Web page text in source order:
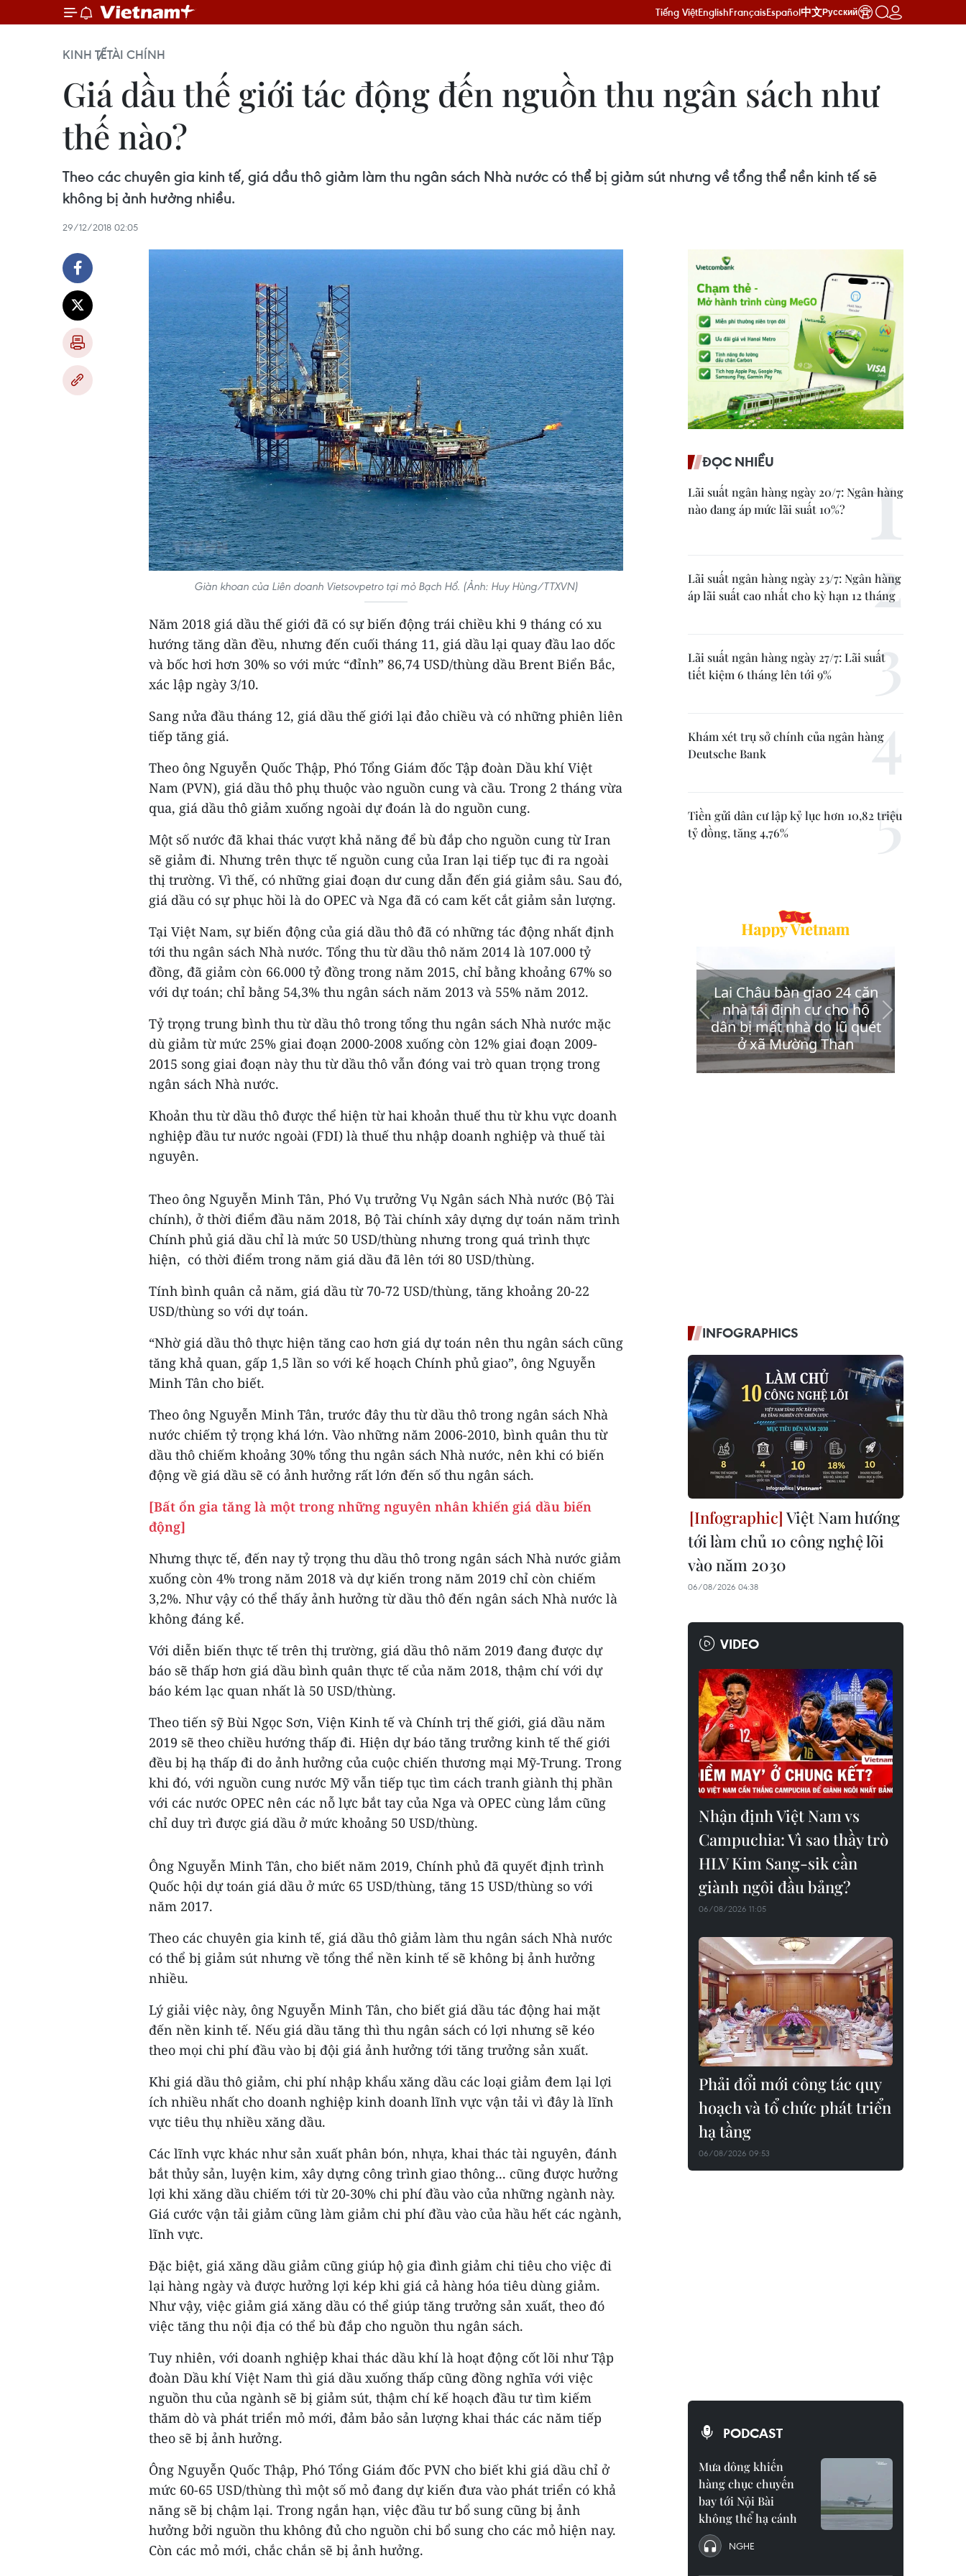
Tiếng ViệtEnglishFrançaisEspañol中文Русский
KINH TẾTÀI CHÍNH
Giá dầu thế giới tác động đến nguồn thu ngân sách như
thế nào?
Theo các chuyên gia kinh tế, giá dầu thô giảm làm thu ngân sách Nhà nước có thể bị giảm sút nhưng về tổng thể nền kinh tế sẽ
không bị ảnh hưởng nhiều.
29/12/2018 02:05
Giàn khoan của Liên doanh Vietsovpetro tại mỏ Bạch Hổ. (Ảnh: Huy Hùng/TTXVN)
Năm 2018 giá dầu thế giới đã có sự biến động trái chiều khi 9 tháng có xu
hướng tăng dần đều, nhưng đến cuối tháng 11, giá dầu lại quay đầu lao dốc
và bốc hơi hơn 30% so với mức “đỉnh” 86,74 USD/thùng dầu Brent Biển Bắc,
xác lập ngày 3/10.
Sang nửa đầu tháng 12, giá dầu thế giới lại đảo chiều và có những phiên liên
tiếp tăng giá.
Theo ông Nguyễn Quốc Thập, Phó Tổng Giám đốc Tập đoàn Dầu khí Việt
Nam (PVN), giá dầu thô phụ thuộc vào nguồn cung và cầu. Trong 2 tháng vừa
qua, giá dầu thô giảm xuống ngoài dự đoán là do nguồn cung.
Một số nước đã khai thác vượt khả năng để bù đắp cho nguồn cung từ Iran
sẽ giảm đi. Nhưng trên thực tế nguồn cung của Iran lại tiếp tục đi ra ngoài
thị trường. Vì thế, có những giai đoạn dư cung dẫn đến giá giảm sâu. Sau đó,
giá dầu có sự phục hồi là do OPEC và Nga đã có cam kết cắt giảm sản lượng.
Tại Việt Nam, sự biến động của giá dầu thô đã có những tác động nhất định
tới thu ngân sách Nhà nước. Tổng thu từ dầu thô năm 2014 là 107.000 tỷ
đồng, đã giảm còn 66.000 tỷ đồng trong năm 2015, chỉ bằng khoảng 67% so
với dự toán; chỉ bằng 54,3% thu ngân sách năm 2013 và 55% năm 2012.
Tỷ trọng trung bình thu từ dầu thô trong tổng thu ngân sách Nhà nước mặc
dù giảm từ mức 25% giai đoạn 2000-2008 xuống còn 12% giai đoạn 2009-
2015 song giai đoạn này thu từ dầu thô vẫn đóng vai trò quan trọng trong
ngân sách Nhà nước.
Khoản thu từ dầu thô được thể hiện từ hai khoản thuế thu từ khu vực doanh
nghiệp đầu tư nước ngoài (FDI) là thuế thu nhập doanh nghiệp và thuế tài
nguyên.
Theo ông Nguyễn Minh Tân, Phó Vụ trưởng Vụ Ngân sách Nhà nước (Bộ Tài
chính), ở thời điểm đầu năm 2018, Bộ Tài chính xây dựng dự toán năm trình
Chính phủ giá dầu chỉ là mức 50 USD/thùng nhưng trong quá trình thực
hiện, có thời điểm trong năm giá dầu đã lên tới 80 USD/thùng.
Tính bình quân cả năm, giá dầu từ 70-72 USD/thùng, tăng khoảng 20-22
USD/thùng so với dự toán.
“Nhờ giá dầu thô thực hiện tăng cao hơn giá dự toán nên thu ngân sách cũng
tăng khả quan, gấp 1,5 lần so với kế hoạch Chính phủ giao”, ông Nguyễn
Minh Tân cho biết.
Theo ông Nguyễn Minh Tân, trước đây thu từ dầu thô trong ngân sách Nhà
nước chiếm tỷ trọng khá lớn. Vào những năm 2006-2010, bình quân thu từ
dầu thô chiếm khoảng 30% tổng thu ngân sách Nhà nước, nên khi có biến
động về giá dầu sẽ có ảnh hưởng rất lớn đến số thu ngân sách.
[Bất ổn gia tăng là một trong những nguyên nhân khiến giá dầu biến
động]
Nhưng thực tế, đến nay tỷ trọng thu dầu thô trong ngân sách Nhà nước giảm
xuống còn 4% trong năm 2018 và dự kiến trong năm 2019 chỉ còn chiếm
3,2%. Như vậy có thể thấy ảnh hưởng từ dầu thô đến ngân sách Nhà nước là
không đáng kể.
Với diễn biến thực tế trên thị trường, giá dầu thô năm 2019 đang được dự
báo sẽ thấp hơn giá dầu bình quân thực tế của năm 2018, thậm chí với dự
báo kém lạc quan nhất là 50 USD/thùng.
Theo tiến sỹ Bùi Ngọc Sơn, Viện Kinh tế và Chính trị thế giới, giá dầu năm
2019 sẽ theo chiều hướng thấp đi. Hiện dự báo tăng trưởng kinh tế thế giới
đều bị hạ thấp đi do ảnh hưởng của cuộc chiến thương mại Mỹ-Trung. Trong
khi đó, với nguồn cung nước Mỹ vẫn tiếp tục tìm cách tranh giành thị phần
với các nước OPEC nên các nỗ lực bắt tay của Nga và OPEC cùng lắm cũng
chỉ duy trì được giá dầu ở mức khoảng 50 USD/thùng.
Ông Nguyễn Minh Tân, cho biết năm 2019, Chính phủ đã quyết định trình
Quốc hội dự toán giá dầu ở mức 65 USD/thùng, tăng 15 USD/thùng so với
năm 2017.
Theo các chuyên gia kinh tế, giá dầu thô giảm làm thu ngân sách Nhà nước
có thể bị giảm sút nhưng về tổng thể nền kinh tế sẽ không bị ảnh hưởng
nhiều.
Lý giải việc này, ông Nguyễn Minh Tân, cho biết giá dầu tác động hai mặt
đến nền kinh tế. Nếu giá dầu tăng thì thu ngân sách có lợi nhưng sẽ kéo
theo mọi chi phí đầu vào bị đội giá ảnh hưởng tới tăng trưởng sản xuất.
Khi giá dầu thô giảm, chi phí nhập khẩu xăng dầu các loại giảm đem lại lợi
ích nhiều nhất cho doanh nghiệp kinh doanh lĩnh vực vận tải vì đây là lĩnh
vực tiêu thụ nhiều xăng dầu.
Các lĩnh vực khác như sản xuất phân bón, nhựa, khai thác tài nguyên, đánh
bắt thủy sản, luyện kim, xây dựng công trình giao thông... cũng được hưởng
lợi khi xăng dầu chiếm tới từ 20-30% chi phí đầu vào của những ngành này.
Giá cước vận tải giảm cũng làm giảm chi phí đầu vào của hầu hết các ngành,
lĩnh vực.
Đặc biệt, giá xăng dầu giảm cũng giúp hộ gia đình giảm chi tiêu cho việc đi
lại hàng ngày và được hưởng lợi kép khi giá cả hàng hóa tiêu dùng giảm.
Như vậy, việc giảm giá xăng dầu có thể giúp tăng trưởng sản xuất, theo đó
việc tăng thu nội địa có thể bù đắp cho nguồn thu ngân sách.
Tuy nhiên, với doanh nghiệp khai thác dầu khí là hoạt động cốt lõi như Tập
đoàn Dầu khí Việt Nam thì giá dầu xuống thấp cũng đồng nghĩa với việc
nguồn thu của ngành sẽ bị giảm sút, thậm chí kế hoạch đầu tư tìm kiếm
thăm dò và phát triển mỏ mới, đảm bảo sản lượng khai thác các năm tiếp
theo sẽ bị ảnh hưởng.
Ông Nguyễn Quốc Thập, Phó Tổng Giám đốc PVN cho biết khi giá dầu chỉ ở
mức 60-65 USD/thùng thì một số mỏ đang dự kiến đưa vào phát triển có khả
năng sẽ bị chậm lại. Trong ngắn hạn, việc đầu tư bổ sung cũng bị ảnh
hưởng bởi nguồn thu không đủ cho nguồn chi bổ sung cho các mỏ hiện nay.
Còn các mỏ mới, chắc chắn sẽ bị ảnh hưởng.
ĐỌC NHIỀU
Lãi suất ngân hàng ngày 20/7: Ngân hàng
nào đang áp mức lãi suất 10%?
Lãi suất ngân hàng ngày 23/7: Ngân hàng
áp lãi suất cao nhất cho kỳ hạn 12 tháng
Lãi suất ngân hàng ngày 27/7: Lãi suất
tiết kiệm 6 tháng lên tới 9%
Khám xét trụ sở chính của ngân hàng
Deutsche Bank
Tiền gửi dân cư lập kỷ lục hơn 10,82 triệu
tỷ đồng, tăng 4,76%
INFOGRAPHICS
Việt Nam hướng
tới làm chủ 10 công nghệ lõi
vào năm 2030
06/08/2026 04:38
VIDEO
Nhận định Việt Nam vs
Campuchia: Vì sao thầy trò
HLV Kim Sang-sik cần
giành ngôi đầu bảng?
06/08/2026 11:05
Phải đổi mới công tác quy
hoạch và tổ chức phát triển
hạ tầng
06/08/2026 09:53
PODCAST
Mưa dông khiến
hàng chục chuyến
bay tới Nội Bài
không thể hạ cánh
NGHE